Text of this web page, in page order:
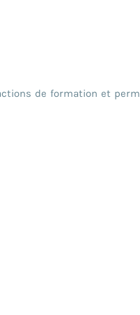
de formation et